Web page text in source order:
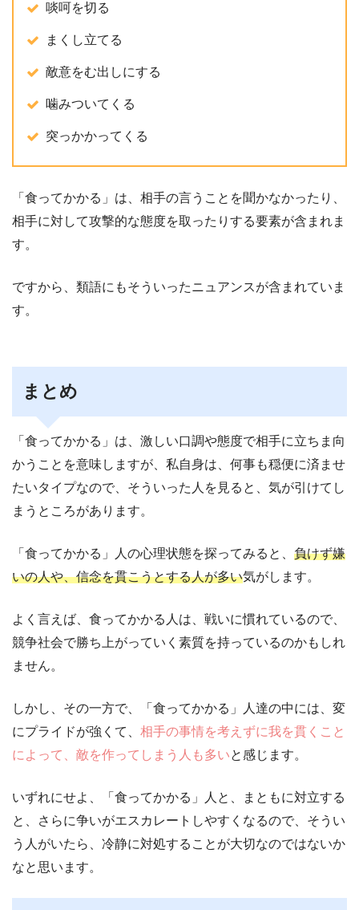
啖呵を切る
まくし立てる
敵意をむ出しにする
噛みついてくる
突っかかってくる
「食ってかかる」は、相手の言うことを聞かなかったり、
相手に対して攻撃的な態度を取ったりする要素が含まれま
す。
ですから、類語にもそういったニュアンスが含まれていま
す。
まとめ
「食ってかかる」は、激しい口調や態度で相手に立ちま向
かうことを意味しますが、私自身は、何事も穏便に済ませ
たいタイプなので、そういった人を見ると、気が引けてし
まうところがあります。
「食ってかかる」人の心理状態を探ってみると、 負けず嫌
いの人や、信念を貫こうとする人が多い気がします。
よく言えば、食ってかかる人は、戦いに慣れているので、
競争社会で勝ち上がっていく素質を持っているのかもしれ
ません。
しかし、その一方で、「食ってかかる」人達の中には、変
にプライドが強くて、 相手の事情を考えずに我を貫くこと
によって、敵を作ってしまう人も多いと感じます。
いずれにせよ、「食ってかかる」人と、まともに対立する
と、さらに争いがエスカレートしやすくなるので、そうい
う人がいたら、冷静に対処することが大切なのではないか
なと思います。